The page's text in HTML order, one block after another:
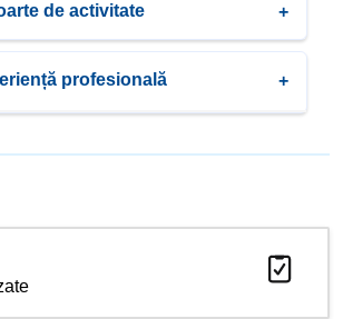
de activitate
profesională